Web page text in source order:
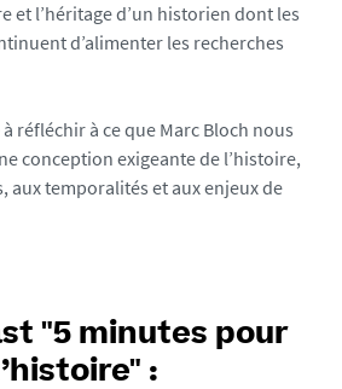
et l’héritage d’un historien dont les
d’alimenter les recherches
réfléchir à ce que Marc Bloch nous
conception exigeante de l’histoire,
aux temporalités et aux enjeux de
"5 minutes pour
: